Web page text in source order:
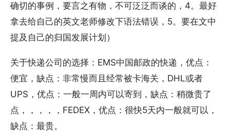
确切的事例，要言之有物，不可泛泛而谈的，4。最好
拿去给自己的英文老师修改下语法错误，5。要在文中
提及自己的归国发展计划）
关于快递公司的选择：EMS中国邮政的快递，优点：
便宜，缺点：非常慢而且经常被卡海关，DHL或者
UPS，优点：一般一周内可以寄到，缺点：稍微贵了
点，，，，，FEDEX，优点：很快5天内一般就可以，
缺点：最贵。